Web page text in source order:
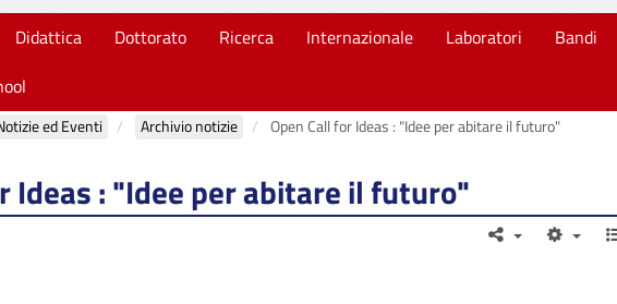
Didattica Dottorato Ricerca Internazionale Laboratori
Bandi
ed Eventi Archivio notizie Open Call for Ideas : "Idee per abitare il futuro"
Ideas : "Idee per abitare il futuro"